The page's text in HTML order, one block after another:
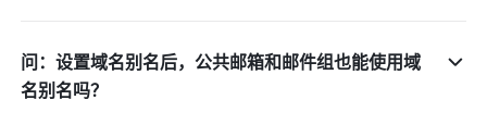
问：设置域名别名后，公共邮箱和邮件组也能使用域
名别名吗？